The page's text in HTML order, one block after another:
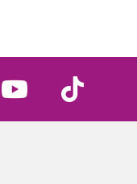
youtube tiktok